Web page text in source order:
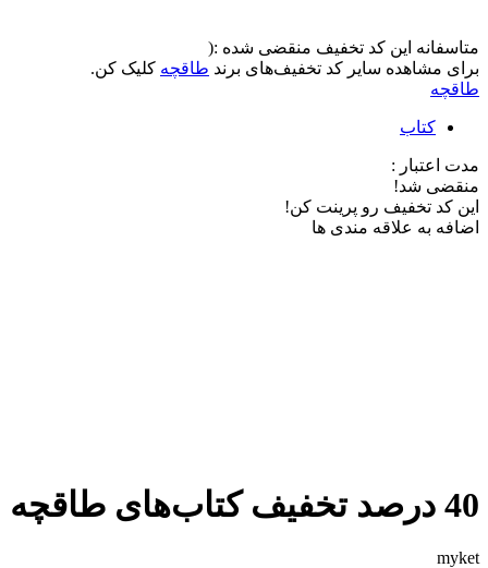
متاسفانه این کد تخفیف منقضی شده :(
برای مشاهده سایر کد تخفیف‌های برند طاقچه کلیک کن.
طاقچه
کتاب
مدت اعتبار :
منقضی شد!
این کد تخفیف رو پرینت کن!
اضافه به علاقه مندی ها
40 درصد تخفیف کتاب‌های طاقچه
myket